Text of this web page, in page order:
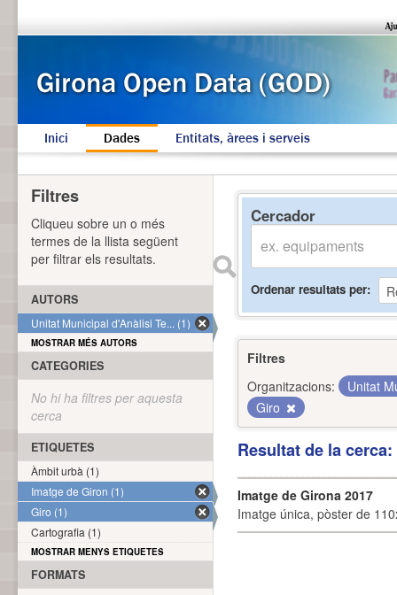
Inici Dades Entitats, àrees i serveis
Cercador
Ordenar resultats per
Filtres
Organitzacions:
Unitat
Giro
Resultat de la
Imatge de Girona 2017
Imatge única, pòster de
Filtres
Cliqueu sobre un o més
termes de la llista següent
per filtrar els resultats.
AUTORS
Unitat Municipal d'Anàlisi Te... (1)
MOSTRAR MÉS AUTORS
CATEGORIES
No hi ha filtres per aquesta
cerca
ETIQUETES
Àmbit urbà (1)
Imatge de Giron (1)
Giro (1)
Cartografia (1)
MOSTRAR MENYS ETIQUETES
FORMATS